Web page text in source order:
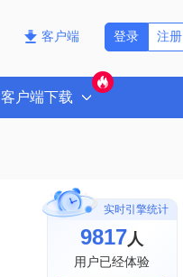
客户端 注册
登录
客户端下载
实时引擎统计
9817人
用户已经体验